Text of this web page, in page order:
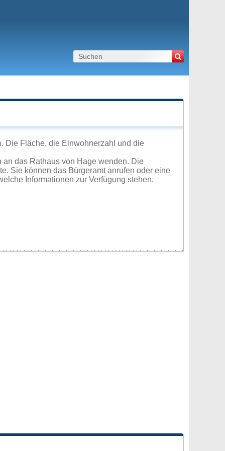
Die Fläche, die Einwohnerzahl und die
das Rathaus von Hage wenden. Die
Sie können das Bürgeramt anrufen oder eine
Informationen zur Verfügung stehen.